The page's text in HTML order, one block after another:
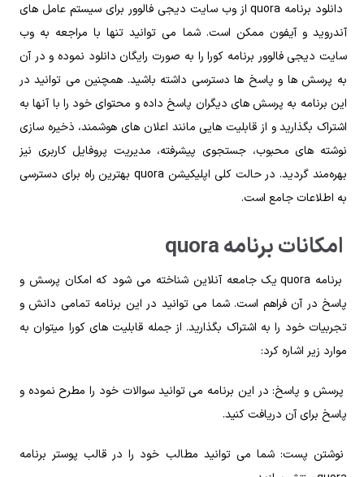
دانلود برنامه quora از وب‌ سایت دیجی فالوور برای سیستم‌ عامل‌ های
آندروید و آیفون ممکن است. شما می‌ توانید تنها با مراجعه به وب‌
سایت دیجی فالوور برنامه کورا را به‌ صورت رایگان دانلود نموده و در آن
به پرسش‌ ها و پاسخ‌ ها دسترسی داشته باشید. همچنین می‌ توانید در
این برنامه به پرسش‌ های دیگران پاسخ داده و محتوای خود را با آنها به
اشتراک بگذارید و از قابلیت هایی مانند اعلان‌ های هوشمند، ذخیره‌ سازی
نوشته‌ های محبوب، جستجوی پیشرفته، مدیریت پروفایل کاربری نیز
بهره‌مند گردید. در حالت کلی اپلیکیشن quora بهترین راه برای دسترسی
به اطلاعات جامع است.
امکانات برنامه quora
برنامه quora یک جامعه آنلاین شناخته می‌ شود که امکان پرسش‌ و
پاسخ در آن فراهم است. شما می‌ توانید در این برنامه تمامی دانش و
تجربیات خود را به اشتراک بگذارید. از جمله قابلیت‌ های کورا میتوان به
موارد زیر اشاره کرد:
پرسش و پاسخ: در این برنامه می‌ توانید سوالات خود را مطرح نموده و
پاسخ برای آن دریافت کنید.
نوشتن پست: شما می‌ توانید مطالب خود را در قالب پوستر برنامه